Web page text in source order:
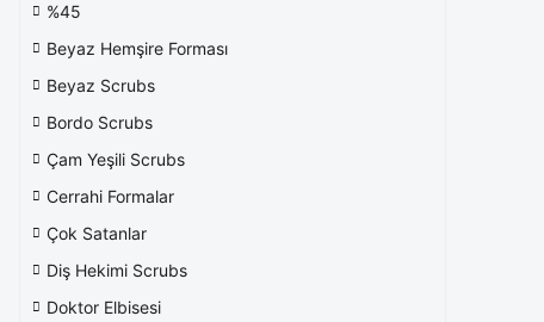
%45
Beyaz Hemşire Forması
Beyaz Scrubs
Bordo Scrubs
Çam Yeşili Scrubs
Cerrahi Formalar
Çok Satanlar
Diş Hekimi Scrubs
Doktor Elbisesi